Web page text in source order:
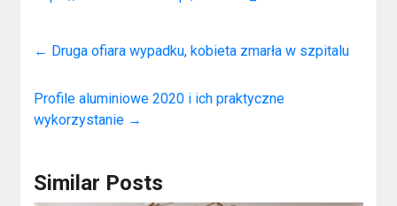
← Druga ofiara wypadku, kobieta zmarła w szpitalu
Profile aluminiowe 2020 i ich praktyczne
wykorzystanie →
Similar Posts